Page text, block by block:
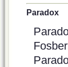
Paradox